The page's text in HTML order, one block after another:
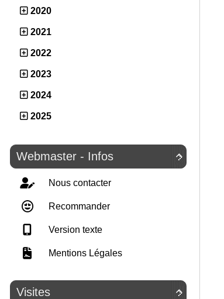
2020
2021
2022
2023
2024
2025

Webmaster - Infos
Nous contacter
Recommander
Version texte
Mentions Légales

Visites